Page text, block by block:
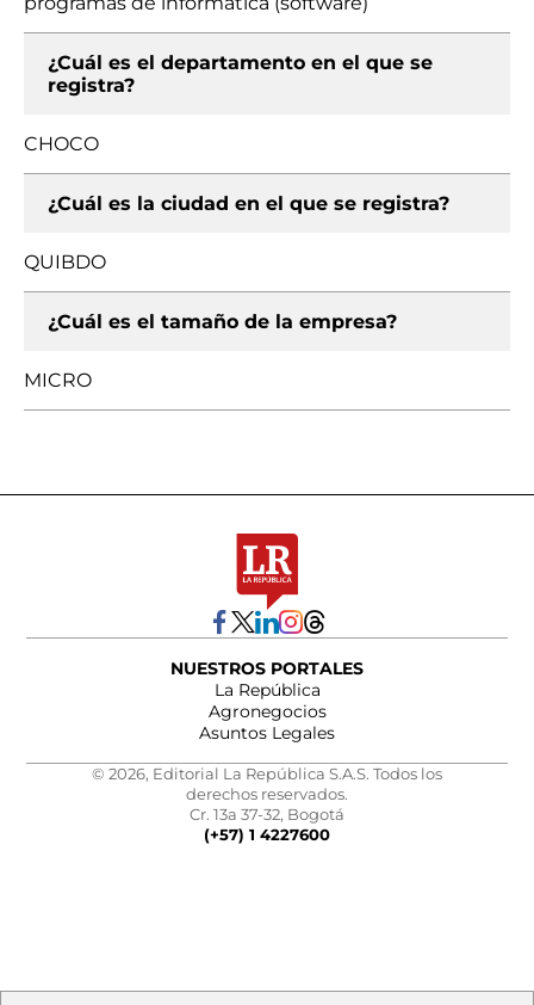
¿Cuál es el departamento en el que se
registra?
CHOCO
¿Cuál es la ciudad en el que se registra?
QUIBDO
¿Cuál es el tamaño de la empresa?
MICRO
NUESTROS PORTALES
La República
Agronegocios
Asuntos Legales
© 2026, Editorial La República S.A.S. Todos los
derechos reservados.
Cr. 13a 37-32, Bogotá
(+57) 1 4227600